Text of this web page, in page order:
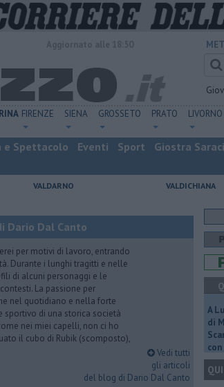
FIRENZE SIENA GROSSETO PRATO LIVORNO
e Spettacolo Eventi Sport Giostra
VALDARNO VALDICHIANA
Dario Dal Canto
per motivi di lavoro, entrando
Durante i lunghi tragitti e nelle
di alcuni personaggi e le
La passione per
nel quotidiano e nella forte
sportivo di una storica società
nei miei capelli, non ci ho
il cubo di Rubik (scomposto),
Vedi tutti
gli articoli
del blog di Dario Dal Canto
A
di
QUI